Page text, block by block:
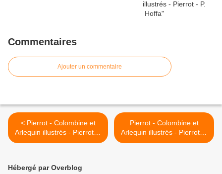
Commentaires
Ajouter un commentaire
< Pierrot - Colombine et
Arlequin illustrés - Pierrot et
colombine - A. Bertiglia
Pierrot - Colombine et
Arlequin illustrés - Pierrot et
colombine >
Hébergé par Overblog